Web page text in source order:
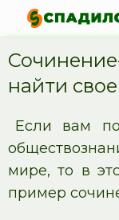
найти
Если вам
мире, то в
пример